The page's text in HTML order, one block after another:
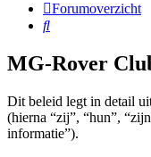
Forumoverzicht
Zoek
MG-Rover
Dit beleid legt in detail
(hierna “zij”, “hun”,
informatie”).